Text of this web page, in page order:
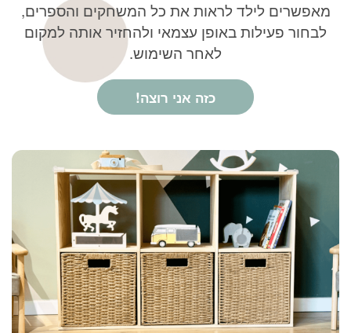
מאפשרים לילד לראות את כל המשחקים והספרים,
לבחור פעילות באופן עצמאי ולהחזיר אותה למקום
לאחר השימוש.
כזה אני רוצה!